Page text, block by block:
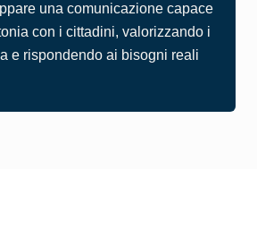
una comunicazione capace
con i cittadini, valorizzando i
e rispondendo ai bisogni reali